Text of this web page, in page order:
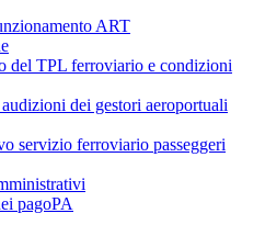
ART
del TPL ferroviario e condizioni
dei gestori aeroportuali
servizio ferroviario passeggeri
pagoPA